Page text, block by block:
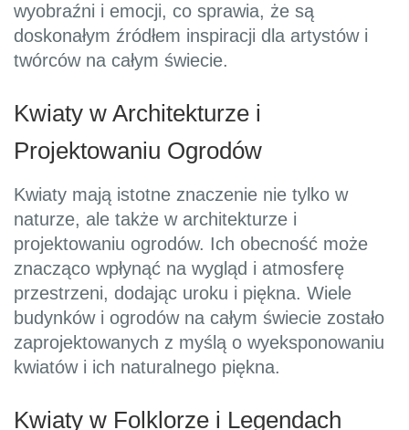
wyobraźni i emocji, co sprawia, że są
doskonałym źródłem inspiracji dla artystów i
twórców na całym świecie.
Kwiaty w Architekturze i
Projektowaniu Ogrodów
Kwiaty mają istotne znaczenie nie tylko w
naturze, ale także w architekturze i
projektowaniu ogrodów. Ich obecność może
znacząco wpłynąć na wygląd i atmosferę
przestrzeni, dodając uroku i piękna. Wiele
budynków i ogrodów na całym świecie zostało
zaprojektowanych z myślą o wyeksponowaniu
kwiatów i ich naturalnego piękna.
Kwiaty w Folklorze i Legendach